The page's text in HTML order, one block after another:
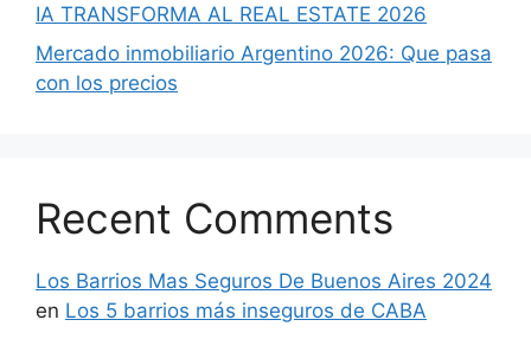
IA TRANSFORMA AL REAL ESTATE 2026
Mercado inmobiliario Argentino 2026: Que pasa
con los precios
Recent Comments
Los Barrios Mas Seguros De Buenos Aires 2024
en Los 5 barrios más inseguros de CABA